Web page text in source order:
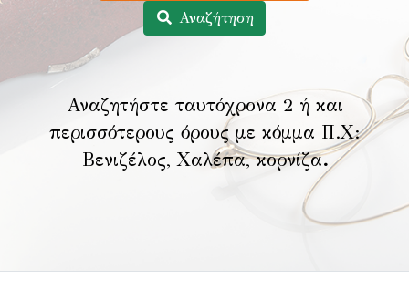
Αναζήτηση
Αναζητήστε ταυτόχρονα 2 ή και
περισσότερους όρους με κόμμα Π.Χ:
Βενιζέλος, Χαλέπα, κορνίζα.